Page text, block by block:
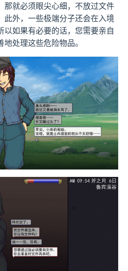
那就必须眼尖心细，不放过文件
此外，一些极端分子还会在入境
以如果有必要的话，您需要亲自
处理这些危险物品。